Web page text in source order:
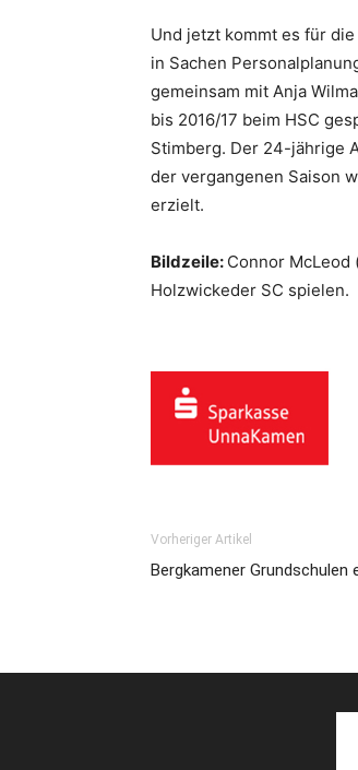
Und jetzt kommt es für
in Sachen
gemeinsam mit Anja
bis 2016/17 beim HSC
Stimberg. Der 24-jährige
der vergangenen Saison
erzielt.
Bildzeile: Connor
Holzwickeder SC spielen.
Vorheriger Artikel
Bergkamener